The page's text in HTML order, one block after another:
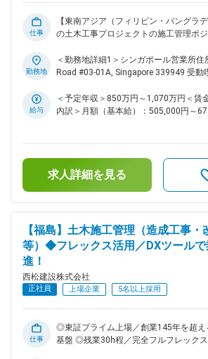
合わせた都市別生計費指数を考慮し、
ないように毎年為替レートを定めています。 ■当社につ
【高い技術力を強みに、成長投資を続
より培われた技術力を強みに、日本の
に貢献する数多くの大規模プロジェク
拡大のため、2000億円以上、成長投資
画の「西松Vision2027」実現に向け、
仕事
【東南アジア（フィリピン・バングラ
の土木工事プロジェクトの施工管理ポ
手ゼネコンの安定基盤 ◎海外手当充実／ ■募集背景： 海外
件の受注増に伴い、東南アジア圏の海
ン・バングラデシュ・シンガポールの
工管理業務をお任せいたします。 ■業務内容： 海外の土木工
点： 海外の案件に携わりたい方、より
い方、大規模プロジェクトの責任者（
方などが活躍できる環境が整っております。 ■組織構
土木統括部の拠点がシンガポールにご
ル（12名）、フィリピン（12名）、バ
名）、オーストラリア（1～3名） ■海外勤務に関する手当（詳
細は手当欄参照）： ・海外勤務手当：
帰省手当あり ・家族帯同可 ・給与受け
率で現地通貨での受取が可能。 ※現地の
為替レートを定めています。 ■当社について： 【高い技術力
を強みに、成長投資を続ける大手ゼネ
西松建設は、145年を超える長い歴史と
勤務地
＜勤務地詳細1＞シンガポール営業所住
Road #03-01A, Singapore 339949 受動
Legaspi Village, Makati 1229,
Building 150 Legaspi Street受動喫煙対
給与
＜予定年収＞850万円～1,070万円＜賃
内訳＞月額（基本給）：505,000円～
／35歳：967万／40歳：1070万／42
を選択の場合はモデル年収から7割程度
金はあくまでも目安の金額であり、選
求人詳細を見る
【福島】土木施工管理（造成工事
等）◆フレックス活用／DXツール
進！
西松建設株式会社
正社員 上場企業 5名以上採用
仕事
◎東証プライム上場／創業145年を超え
基盤 ◎残業30h程／完全フルフレック